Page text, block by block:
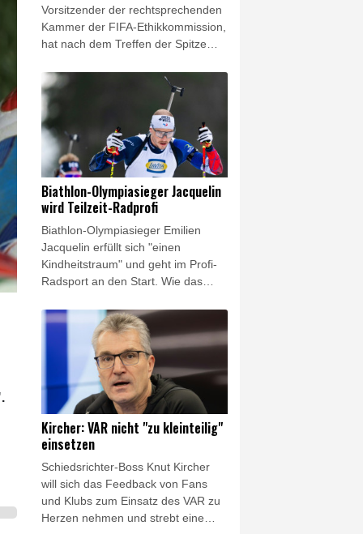
Vorsitzender der rechtsprechenden
Kammer der FIFA-Ethikkommission,
hat nach dem Treffen der Spitze
umfassende und transparente
Aufklärung möglicher Vorverträge
im Zusammenhang mit den von
Gianni Infantino vorangetriebenen
Investorenplänen gefordert. Eckert
sieht in der FIFA-Stellungnahme
vom Mittwochabend, in der Infantino
Rückendeckung ausgesprochen
wurde, den Versuch, mögliche
Fehler auf einzelne Verantwortliche
abzuwälzen, ohne den Präsidenten
direkt zu belasten.
Biathlon-Olympiasieger Jacquelin
wird Teilzeit-Radprofi
Biathlon-Olympiasieger Emilien
Jacquelin erfüllt sich "einen
Kindheitstraum" und geht im Profi-
Radsport an den Start. Wie das
Donnerstag mitteilte, wird der
Franzose zunächst beim
Eintagesrennen Polynormande (16.
August) antreten. Im Anschluss soll
er für das Team von Top-Talent Paul
Seixas (19) bei der Tour du
Limousin (18.– 21. August) starten.
Kircher: VAR nicht "zu kleinteilig"
einsetzen
Schiedsrichter-Boss Knut Kircher
will sich das Feedback von Fans
und Klubs zum Einsatz des VAR zu
Herzen nehmen und strebt eine